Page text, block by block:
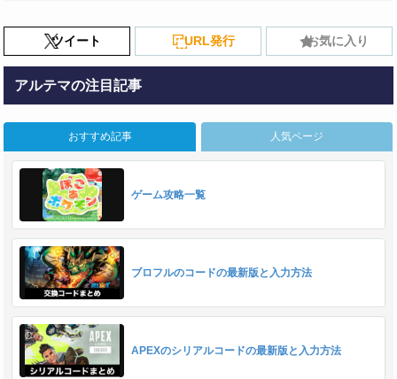
ツイート URL発行 お気に入り
アルテマの注目記事
おすすめ記事 人気ページ
ゲーム攻略一覧
ブロフルのコードの最新版と入力方法
APEXのシリアルコードの最新版と入力方法